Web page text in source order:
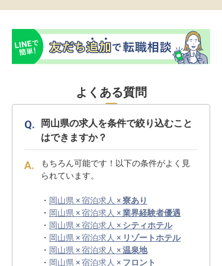
よくある質問
岡山県の求人を条件で絞り込むこと
はできますか？
もちろん可能です！以下の条件がよく見
られています。
・ 岡山県 × 宿泊求人 ×寮あり
・ 岡山県 × 宿泊求人 ×業界経験者優遇
・ 岡山県 × 宿泊求人 × シティホテル
・ 岡山県 × 宿泊求人 × リゾートホテル
・ 岡山県 × 宿泊求人 ×温泉地
・ 岡山県 × 宿泊求人 × フロント